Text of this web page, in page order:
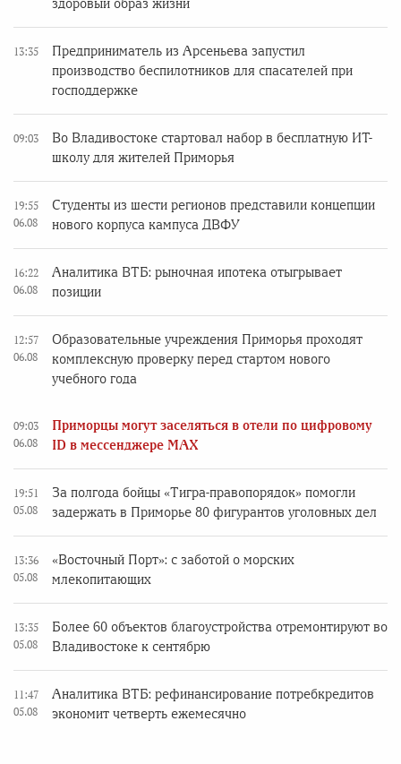
здоровый образ жизни
13:35
Предприниматель из Арсеньева запустил
производство беспилотников для спасателей при
господдержке
09:03
Во Владивостоке стартовал набор в бесплатную ИТ-
школу для жителей Приморья
19:55
06.08
Студенты из шести регионов представили концепции
нового корпуса кампуса ДВФУ
16:22
06.08
Аналитика ВТБ: рыночная ипотека отыгрывает
позиции
12:57
06.08
Образовательные учреждения Приморья проходят
комплексную проверку перед стартом нового
учебного года
09:03
06.08
Приморцы могут заселяться в отели по цифровому
ID в мессенджере MAX
19:51
05.08
За полгода бойцы «Тигра-правопорядок» помогли
задержать в Приморье 80 фигурантов уголовных дел
13:36
05.08
«Восточный Порт»: с заботой о морских
млекопитающих
13:35
05.08
Более 60 объектов благоустройства отремонтируют во
Владивостоке к сентябрю
11:47
05.08
Аналитика ВТБ: рефинансирование потребкредитов
экономит четверть ежемесячно